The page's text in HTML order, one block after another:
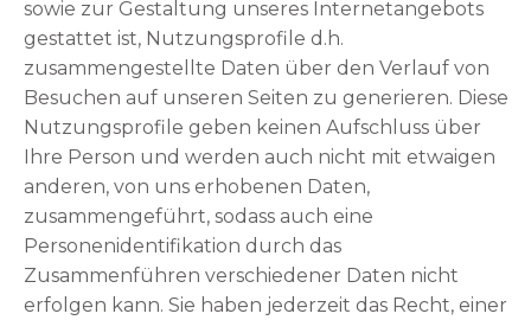
sowie zur Gestaltung unseres Internetangebots
gestattet ist, Nutzungsprofile d.h.
zusammengestellte Daten über den Verlauf von
Besuchen auf unseren Seiten zu generieren. Diese
Nutzungsprofile geben keinen Aufschluss über
Ihre Person und werden auch nicht mit etwaigen
anderen, von uns erhobenen Daten,
zusammengeführt, sodass auch eine
Personenidentifikation durch das
Zusammenführen verschiedener Daten nicht
erfolgen kann. Sie haben jederzeit das Recht, einer